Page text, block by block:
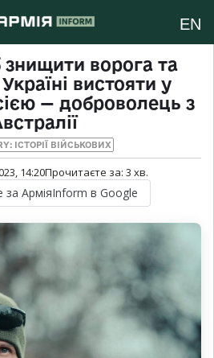
EN
ворога та
вистояти у
— доброволець з
ІСТОРІЇ ВІЙСЬКОВИХ
14:20Прочитаєте за: 3 хв.
за АрміяInform в Google